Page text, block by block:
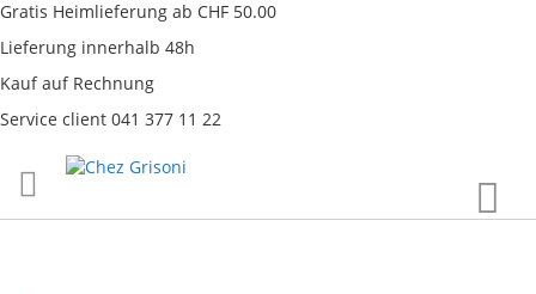
Gratis Heimlieferung ab CHF 50.00
Lieferung innerhalb 48h
Kauf auf Rechnung
Service client 041 377 11 22
Inhalt